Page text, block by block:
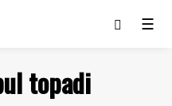
☰
topadi